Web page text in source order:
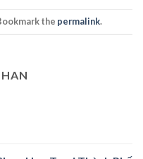
the permalink.